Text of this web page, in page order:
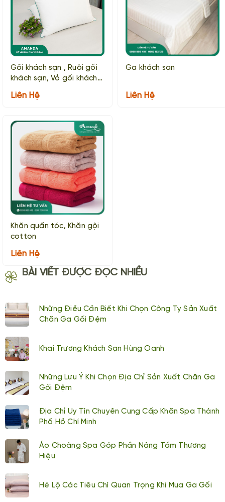
Gối khách sạn , Ruội gối
khách sạn, Vỏ gối khách
Liên Hệ
Ga khách sạn
Liên Hệ
Khăn quấn tóc, Khăn gội
cotton
Liên Hệ
BÀI VIẾT ĐƯỢC ĐỌC NHIỀU
Những Điều Cần Biết Khi Chọn Công Ty Sản Xuất
Chăn Ga Gối Đệm
Khai Trương Khách Sạn Hùng Oanh
Những Lưu Ý Khi Chọn Địa Chỉ Sản Xuất Chăn Ga
Gối Đệm
Địa Chỉ Uy Tín Chuyên Cung Cấp Khăn Spa Thành
Phố Hồ Chí Minh
Áo Choàng Spa Góp Phần Nâng Tầm Thương
Hiệu
Hé Lộ Các Tiêu Chí Quan Trọng Khi Mua Ga Gối